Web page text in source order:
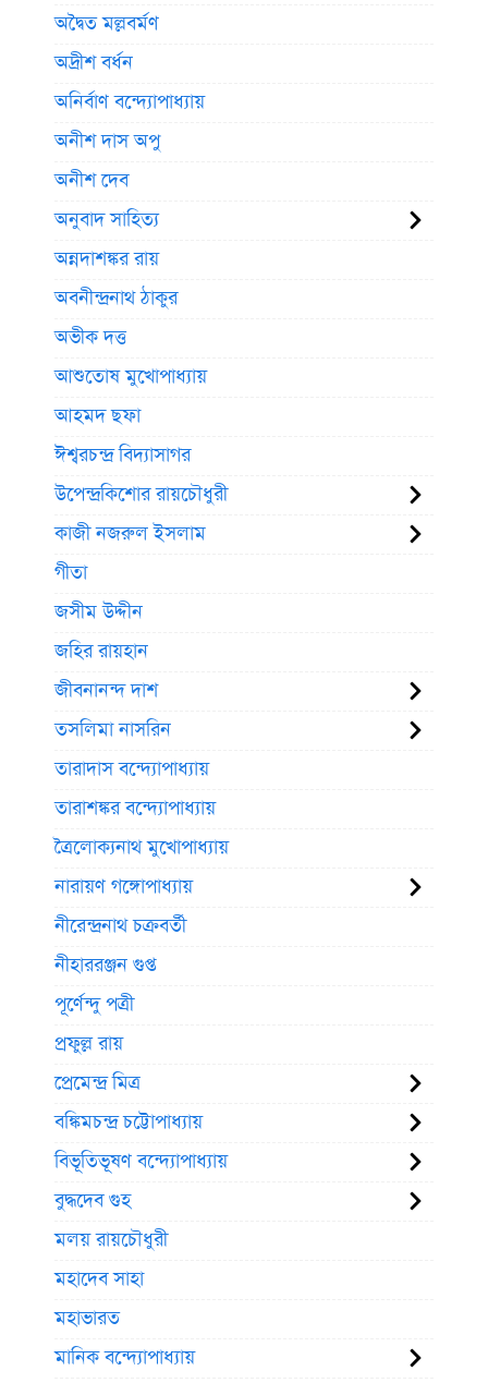
অদ্বৈত মল্লবর্মণ
অদ্রীশ বর্ধন
অনির্বাণ বন্দ্যোপাধ্যায়
অনীশ দাস অপু
অনীশ দেব
অনুবাদ সাহিত্য
অন্নদাশঙ্কর রায়
অবনীন্দ্রনাথ ঠাকুর
অভীক দত্ত
আশুতোষ মুখোপাধ্যায়
আহমদ ছফা
ঈশ্বরচন্দ্র বিদ্যাসাগর
উপেন্দ্রকিশোর রায়চৌধুরী
কাজী নজরুল ইসলাম
গীতা
জসীম উদ্দীন
জহির রায়হান
জীবনানন্দ দাশ
তসলিমা নাসরিন
তারাদাস বন্দ্যোপাধ্যায়
তারাশঙ্কর বন্দ্যোপাধ্যায়
ত্রৈলোক্যনাথ মুখোপাধ্যায়
নারায়ণ গঙ্গোপাধ্যায়
নীরেন্দ্রনাথ চক্রবর্তী
নীহাররঞ্জন গুপ্ত
পূর্ণেন্দু পত্রী
প্রফুল্ল রায়
প্রেমেন্দ্র মিত্র
বঙ্কিমচন্দ্র চট্টোপাধ্যায়
বিভূতিভূষণ বন্দ্যোপাধ্যায়
বুদ্ধদেব গুহ
মলয় রায়চৌধুরী
মহাদেব সাহা
মহাভারত
মানিক বন্দ্যোপাধ্যায়